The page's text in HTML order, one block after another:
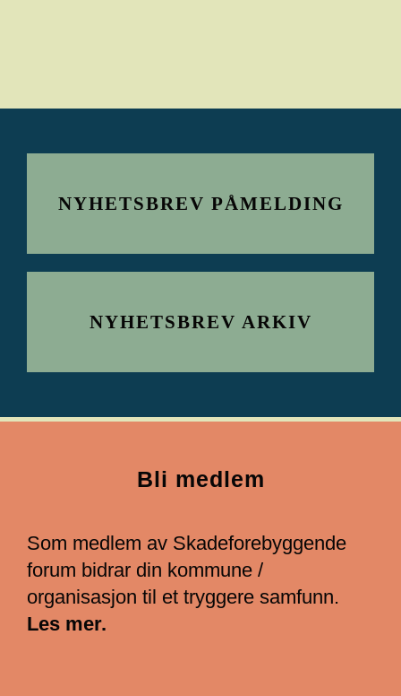
NYHETSBREV PÅMELDING
NYHETSBREV ARKIV
Bli medlem
Som medlem av Skadeforebyggende
forum bidrar din kommune /
organisasjon til et tryggere samfunn.
Les mer.